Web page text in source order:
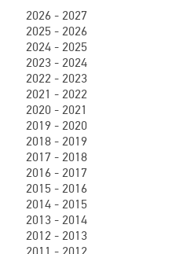
2026 - 2027
2025 - 2026
2024 - 2025
2023 - 2024
2022 - 2023
2021 - 2022
2020 - 2021
2019 - 2020
2018 - 2019
2017 - 2018
2016 - 2017
2015 - 2016
2014 - 2015
2013 - 2014
2012 - 2013